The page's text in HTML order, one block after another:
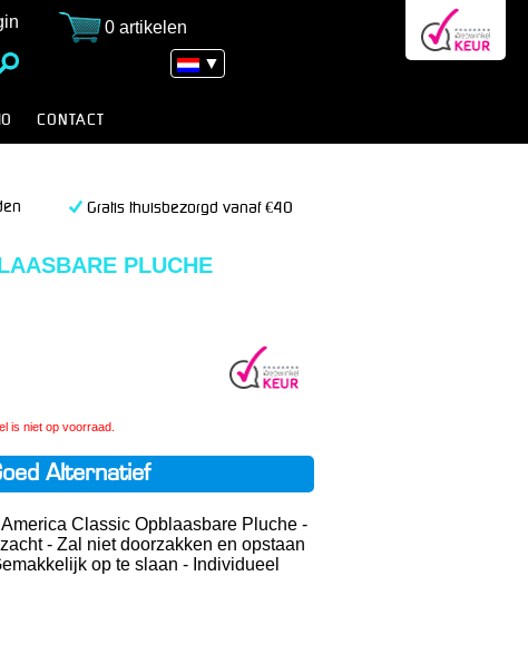
0 artikelen
CONTACT
▼
Gratis thuisbezorgd vanaf €40
PLUCHE
is niet op voorraad.
Alternatief
Classic Opblaasbare Pluche -
- Zal niet doorzakken en opstaan
op te slaan - Individueel